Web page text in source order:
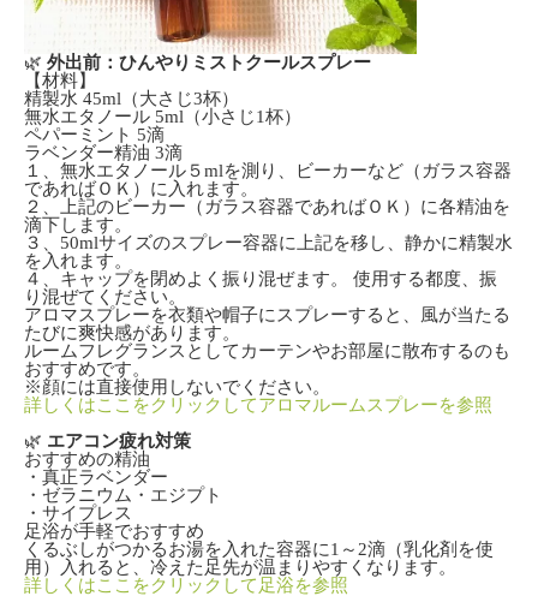
🌿 外出前：ひんやりミストクールスプレー
【材料】
精製水 45ml（大さじ3杯）
無水エタノール 5ml（小さじ1杯）
ペパーミント 5滴
ラベンダー精油 3滴
１、無水エタノール５mlを測り、ビーカーなど（ガラス容器
であればＯＫ）に入れます。
２、上記のビーカー（ガラス容器であればＯＫ）に各精油を
滴下します。
３、50mlサイズのスプレー容器に上記を移し、静かに精製水
を入れます。
４、キャップを閉めよく振り混ぜます。 使用する都度、振
り混ぜてください。
アロマスプレーを衣類や帽子にスプレーすると、風が当たる
たびに爽快感があります。
ルームフレグランスとしてカーテンやお部屋に散布するのも
おすすめです。
※顔には直接使用しないでください。
詳しくはここをクリックしてアロマルームスプレーを参照
🌿 エアコン疲れ対策
おすすめの精油
・真正ラベンダー
・ゼラニウム・エジプト
・サイプレス
足浴が手軽でおすすめ
くるぶしがつかるお湯を入れた容器に1～2滴（乳化剤を使
用）入れると、冷えた足先が温まりやすくなります。
詳しくはここをクリックして足浴を参照